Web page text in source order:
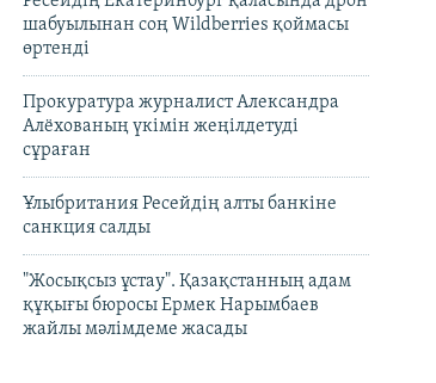
шабуылынан соң Wildberries қоймасы
өртенді
Прокуратура журналист Александра
Алёхованың үкімін жеңілдетуді
сұраған
Ұлыбритания Ресейдің алты банкіне
санкция салды
"Жосықсыз ұстау". Қазақстанның адам
құқығы бюросы Ермек Нарымбаев
жайлы мәлімдеме жасады